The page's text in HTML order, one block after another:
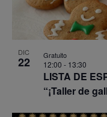
DIC
22
LISTA DE
“¡Taller de
12:00 - 13:30
Gratuito